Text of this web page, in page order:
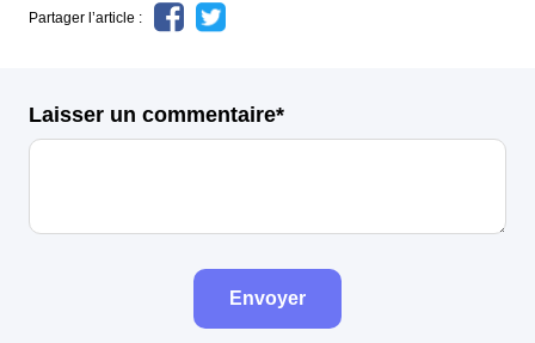
Partager l’article :
Laisser un commentaire*
Envoyer